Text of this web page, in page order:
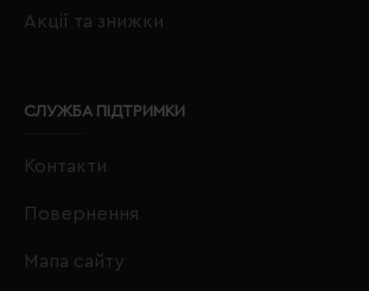
Акції та знижки
СЛУЖБА ПІДТРИМКИ
Контакти
Повернення
Мапа сайту